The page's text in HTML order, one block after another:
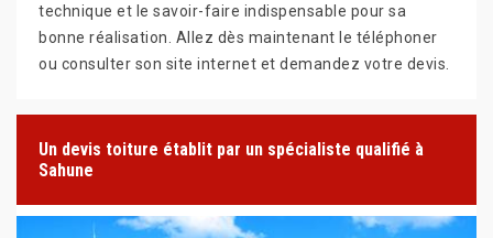
technique et le savoir-faire indispensable pour sa
bonne réalisation. Allez dès maintenant le téléphoner
ou consulter son site internet et demandez votre devis.
Un devis toiture établit par un spécialiste qualifié à
Sahune